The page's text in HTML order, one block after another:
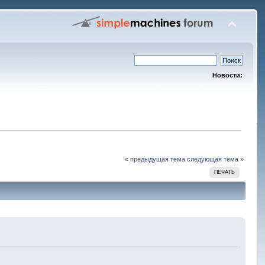
Новости:
« предыдущая тема следующая тема »
ПЕЧАТЬ